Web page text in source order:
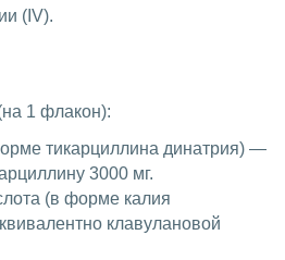
(IV).
1 флакон):
тикарциллина динатрия) —
3000 мг.
(в форме калия
клавулановой